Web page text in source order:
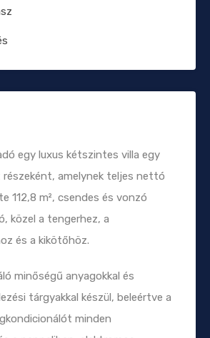
egy luxus kétszintes villa egy
részeként, amelynek teljes nettó
112,8 m², csendes és vonzó
közel a tengerhez, a
és a kikötőhöz.
minőségű anyagokkal és
tárgyakkal készül, beleértve a
minden